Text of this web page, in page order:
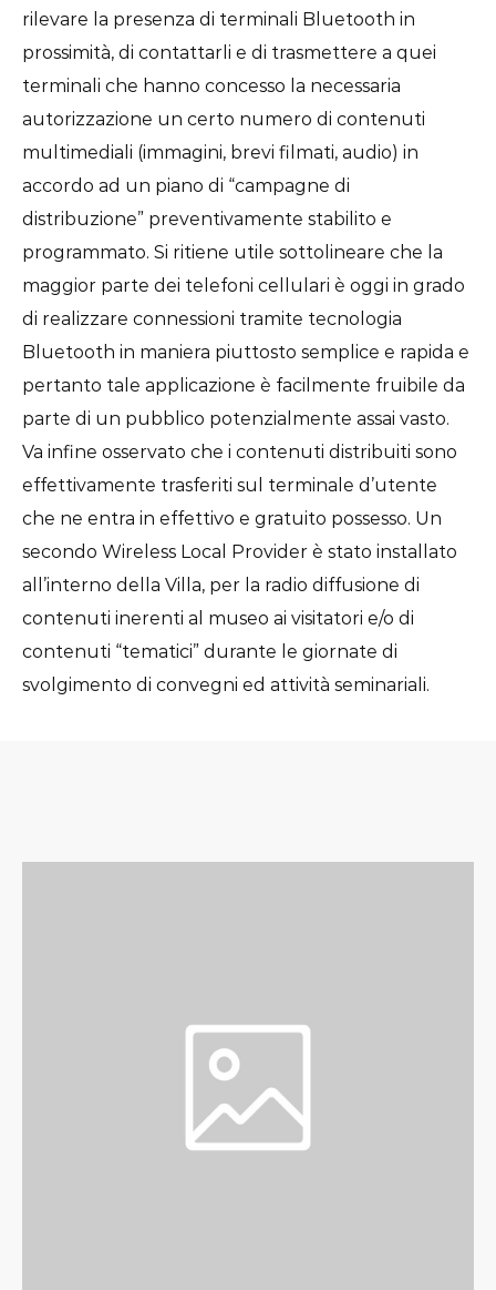
rilevare la presenza di terminali Bluetooth in
prossimità, di contattarli e di trasmettere a quei
terminali che hanno concesso la necessaria
autorizzazione un certo numero di contenuti
multimediali (immagini, brevi filmati, audio) in
accordo ad un piano di “campagne di
distribuzione” preventivamente stabilito e
programmato. Si ritiene utile sottolineare che la
maggior parte dei telefoni cellulari è oggi in grado
di realizzare connessioni tramite tecnologia
Bluetooth in maniera piuttosto semplice e rapida e
pertanto tale applicazione è facilmente fruibile da
parte di un pubblico potenzialmente assai vasto.
Va infine osservato che i contenuti distribuiti sono
effettivamente trasferiti sul terminale d’utente
che ne entra in effettivo e gratuito possesso. Un
secondo Wireless Local Provider è stato installato
all’interno della Villa, per la radio diffusione di
contenuti inerenti al museo ai visitatori e/o di
contenuti “tematici” durante le giornate di
svolgimento di convegni ed attività seminariali.